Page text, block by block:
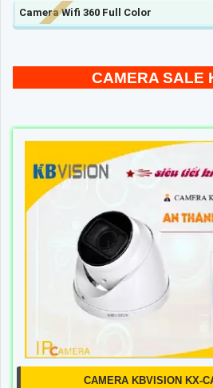
Camera Wifi 360 Full Color
CAMERA SALE
CAMERA KBVISION KX-